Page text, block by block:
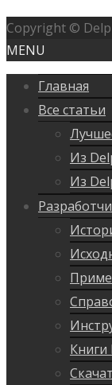
Copyright ©
MENU
Главная
Все статьи
Из
Из
Книги